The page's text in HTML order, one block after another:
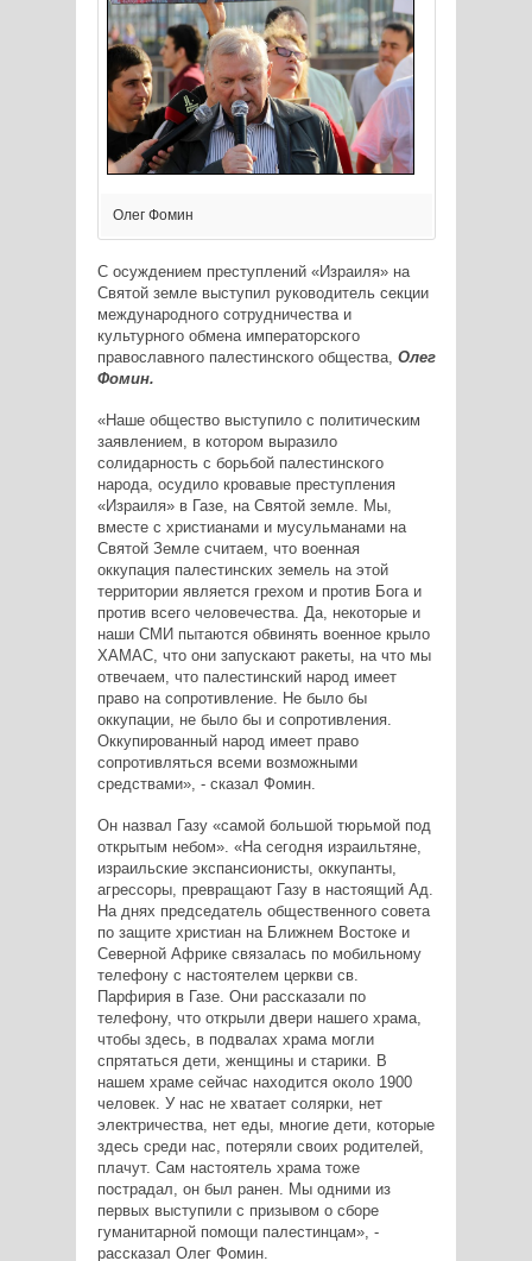
Олег Фомин
С осуждением преступлений «Израиля» на
Святой земле выступил руководитель секции
международного сотрудничества и
культурного обмена императорского
православного палестинского общества, Олег
Фомин.
«Наше общество выступило с политическим
заявлением, в котором выразило
солидарность с борьбой палестинского
народа, осудило кровавые преступления
«Израиля» в Газе, на Святой земле. Мы,
вместе с христианами и мусульманами на
Святой Земле считаем, что военная
оккупация палестинских земель на этой
территории является грехом и против Бога и
против всего человечества. Да, некоторые и
наши СМИ пытаются обвинять военное крыло
ХАМАС, что они запускают ракеты, на что мы
отвечаем, что палестинский народ имеет
право на сопротивление. Не было бы
оккупации, не было бы и сопротивления.
Оккупированный народ имеет право
сопротивляться всеми возможными
средствами», - сказал Фомин.
Он назвал Газу «самой большой тюрьмой под
открытым небом». «На сегодня израильтяне,
израильские экспансионисты, оккупанты,
агрессоры, превращают Газу в настоящий Ад.
На днях председатель общественного совета
по защите христиан на Ближнем Востоке и
Северной Африке связалась по мобильному
телефону с настоятелем церкви св.
Парфирия в Газе. Они рассказали по
телефону, что открыли двери нашего храма,
чтобы здесь, в подвалах храма могли
спрятаться дети, женщины и старики. В
нашем храме сейчас находится около 1900
человек. У нас не хватает солярки, нет
электричества, нет еды, многие дети, которые
здесь среди нас, потеряли своих родителей,
плачут. Сам настоятель храма тоже
пострадал, он был ранен. Мы одними из
первых выступили с призывом о сборе
гуманитарной помощи палестинцам», -
рассказал Олег Фомин.